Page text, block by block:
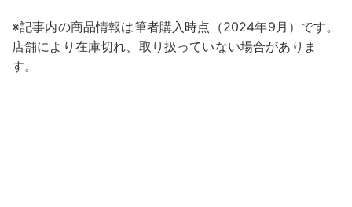
※記事内の商品情報は筆者購入時点（2024年9月）です。
店舗により在庫切れ、取り扱っていない場合がありま
す。